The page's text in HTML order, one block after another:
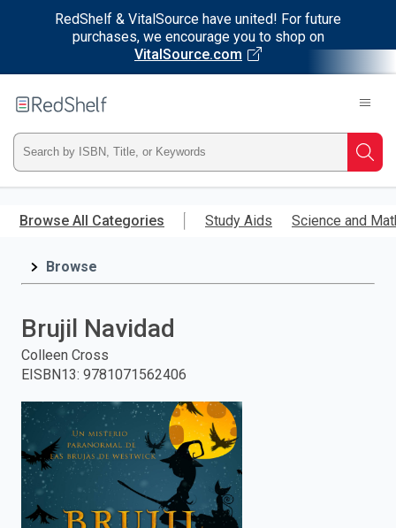
RedShelf & VitalSource have united! For future
purchases, we encourage you to shop on
VitalSource.com
main
RedShelf
Type
ISBN,
Title,
and
press
enter
to
search.
Browse All Categories Study Aids Science and
Browse
Brujil Navidad
Colleen Cross
EISBN13: 9781071562406